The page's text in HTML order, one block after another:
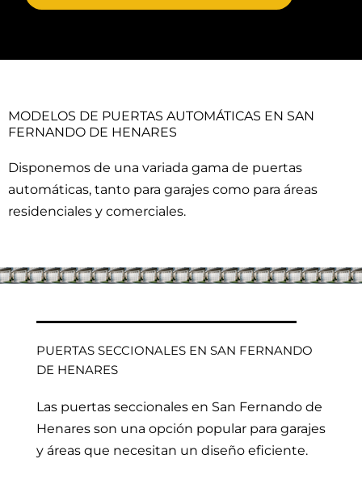
MODELOS DE PUERTAS AUTOMÁTICAS EN SAN
FERNANDO DE HENARES
Disponemos de una variada gama de puertas
automáticas, tanto para garajes como para áreas
residenciales y comerciales.
PUERTAS SECCIONALES EN SAN FERNANDO
DE HENARES
Las puertas seccionales en San Fernando de
Henares son una opción popular para garajes
y áreas que necesitan un diseño eficiente.